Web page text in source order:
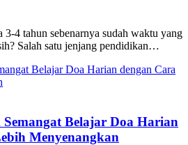
3-4 tahun sebenarnya sudah waktu yang
Salah satu jenjang pendidikan…
Belajar Doa Harian
Menyenangkan